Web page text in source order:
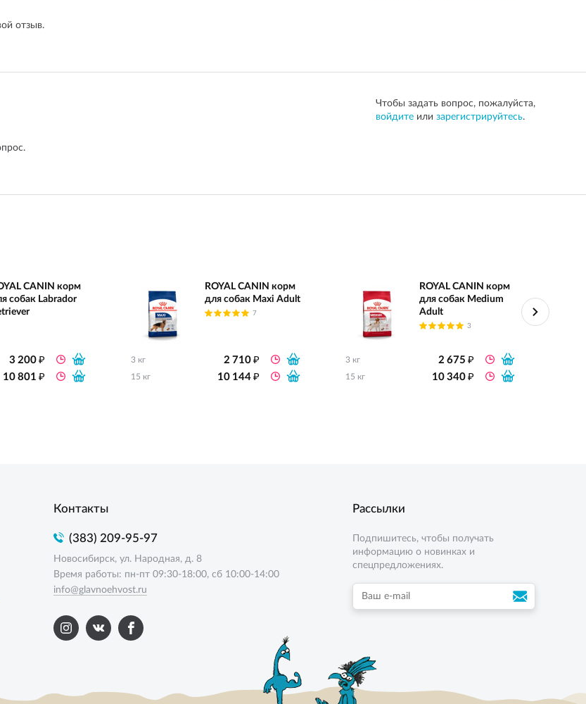
отзыв.
Чтобы задать вопрос, пожалуйста,
войдите или зарегистрируйтесь.
CANIN корм
собак Labrador
3 200₽
10 801₽
ROYAL CANIN корм
для собак Maxi Adult
7
3 кг 2 710₽
15 кг 10 144₽
ROYAL CANIN корм
для собак Medium
Adult
3
3 кг 2 675₽
15 кг 10 340₽
Контакты
(383) 209-95-97
Новосибирск, ул. Народная, д. 8
Время работы: пн-пт 09:30-18:00, сб 10:00-14:00
info@glavnoehvost.ru
Рассылки
Подпишитесь, чтобы получать
информацию о новинках и
спецпредложениях.